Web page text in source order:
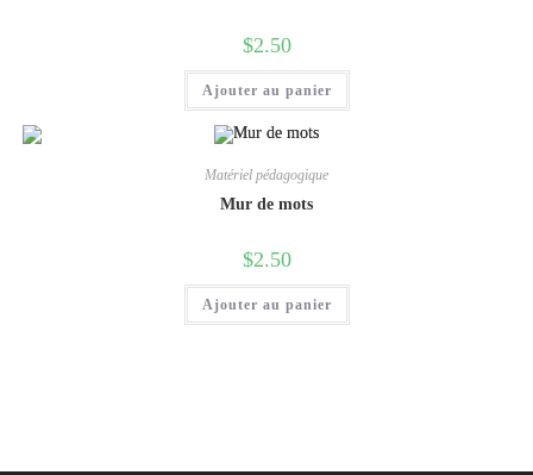
$2.50
Ajouter au panier
Matériel pédagogique
Mur de mots
$2.50
Ajouter au panier